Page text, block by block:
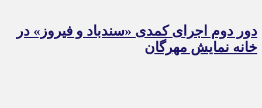
دور دوم اجرای کمدی «سندباد و فیروز» در
خانه نمایش مهرگان